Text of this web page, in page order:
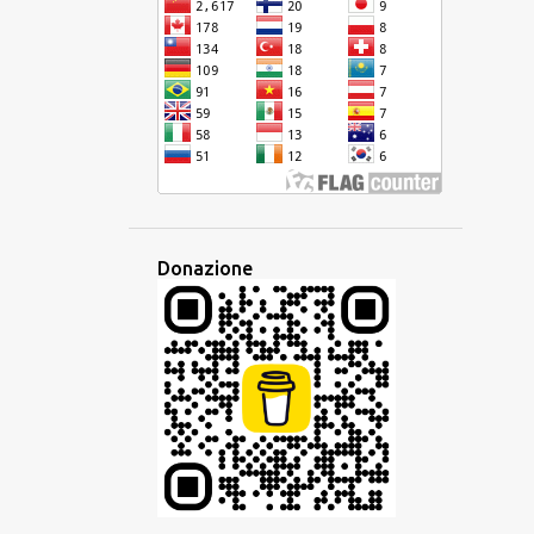
DISPARITÀ EBRAICO ECONOMIA
EDITORE EDUCAZIONE
EQUIVOCO EREDITÀ ESAME
ESPERANTO ESPERIENZA
ETNICA EUROPA
EVOLUZIONE
FAMIGLIA LINGUISTICA FANTASIA
FESTA FILIPPINE FRANCESE
FRASARIO FRASE GESTO
GIAVANESE GIUDAICO GLOBALE
GLOBALIZZAZIONE GLOSSIKA
GOVERNO GRAMMATICA HAKKA
Donazione